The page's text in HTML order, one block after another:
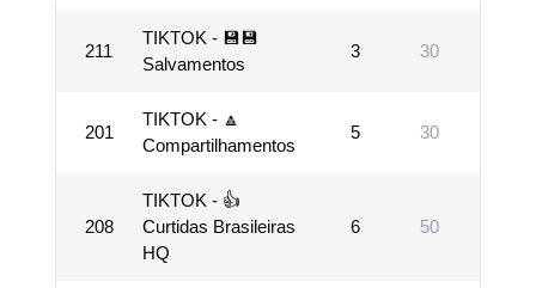
211
TIKTOK - 💾💾
Salvamentos
3 30
201
TIKTOK - 🔼
Compartilhamentos
5 30
208
TIKTOK - 👍
Curtidas Brasileiras
HQ
6 50